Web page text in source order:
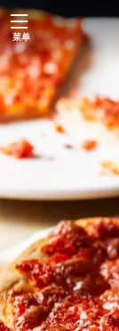
跳
至
内
容
菜单